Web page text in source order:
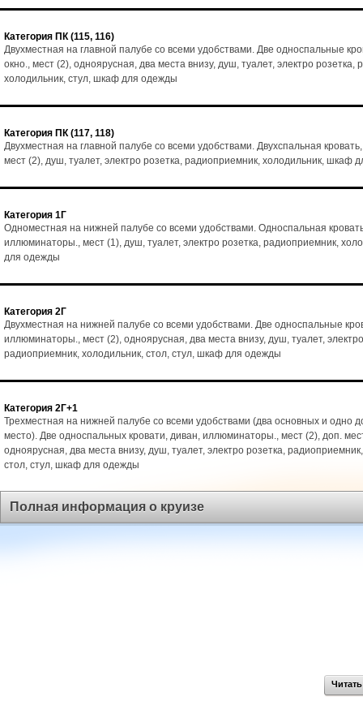
Категория ПК (115, 116)
Двухместная на главной палубе со всеми удобствами. Две односпальные
окно., мест (2), одноярусная, два места внизу, душ, туалет, электро розетка,
холодильник, стул, шкаф для одежды
Категория ПК (117, 118)
Двухместная на главной палубе со всеми удобствами. Двухспальная
мест (2), душ, туалет, электро розетка, радиоприемник, холодильник, шкаф
Категория 1Г
Одноместная на нижней палубе со всеми удобствами. Односпальная
иллюминаторы., мест (1), душ, туалет, электро розетка, радиоприемник,
для одежды
Категория 2Г
Двухместная на нижней палубе со всеми удобствами. Две односпальные
иллюминаторы., мест (2), одноярусная, два места внизу, душ, туалет,
радиоприемник, холодильник, стол, стул, шкаф для одежды
Категория 2Г+1
Трехместная на нижней палубе со всеми удобствами (два основных и одно
место). Две односпальных кровати, диван, иллюминаторы., мест (2), доп.
одноярусная, два места внизу, душ, туалет, электро розетка,
стол, стул, шкаф для одежды
Полная информация о круизе